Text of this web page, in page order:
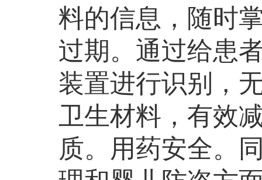
料的信息，随时
过期。通过给患
装置进行识别，
卫生材料，有效
质。用药安全。